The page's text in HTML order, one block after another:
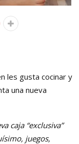
les gusta cocinar y
una nueva
caja “exclusiva”
juegos,